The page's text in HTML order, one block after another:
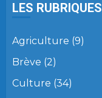
LES RUBRIQUES
Agriculture (9)
Brève (2)
Culture (34)